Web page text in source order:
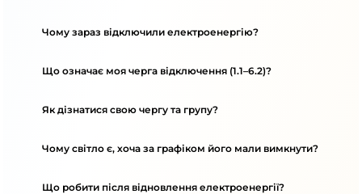
Чому зараз відключили електроенергію?
Що означає моя черга відключення (1.1–6.2)?
Як дізнатися свою чергу та групу?
Чому світло є, хоча за графіком його мали вимкнути?
Що робити після відновлення електроенергії?